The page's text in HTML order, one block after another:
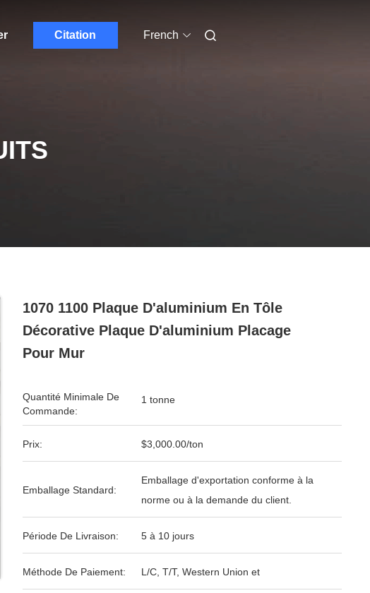
Citation French
1070 1100 Plaque D'aluminium En Tôle
Décorative Plaque D'aluminium Placage
Pour Mur
Quantité Minimale De
Commande:
1 tonne
Prix: $3,000.00/ton
Emballage Standard:
Emballage d'exportation conforme à la
norme ou à la demande du client.
Période De Livraison: 5 à 10 jours
Méthode De Paiement: L/C, T/T, Western Union et